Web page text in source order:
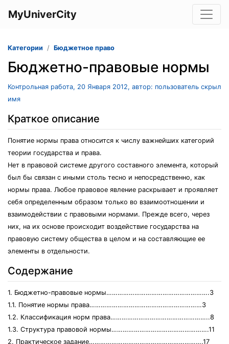
MyUniverCity
Категории Бюджетное право
Бюджетно-правовые нормы
Контрольная работа, 20 Января 2012, автор: пользователь скрыл
имя
Краткое описание
Понятие нормы права относится к числу важнейших категорий
теории государства и права.
Нет в правовой системе другого составного элемента, который
был бы связан с иными столь тесно и непосредственно, как
нормы права. Любое правовое явление раскрывает и проявляет
себя определенным образом только во взаимоотношении и
взаимодействии с правовыми нормами. Прежде всего, через
них, на их основе происходит воздействие государства на
правовую систему общества в целом и на составляющие ее
элементы в отдельности.
Содержание
1. Бюджетно-правовые нормы……………………………………………….3
1.1. Понятие нормы права……………………………………………………3
1.2. Классификация норм права……………………………………………..8
1.3. Структура правовой нормы…………………………………………….11
2. Практическое задание…………………………………………………….17